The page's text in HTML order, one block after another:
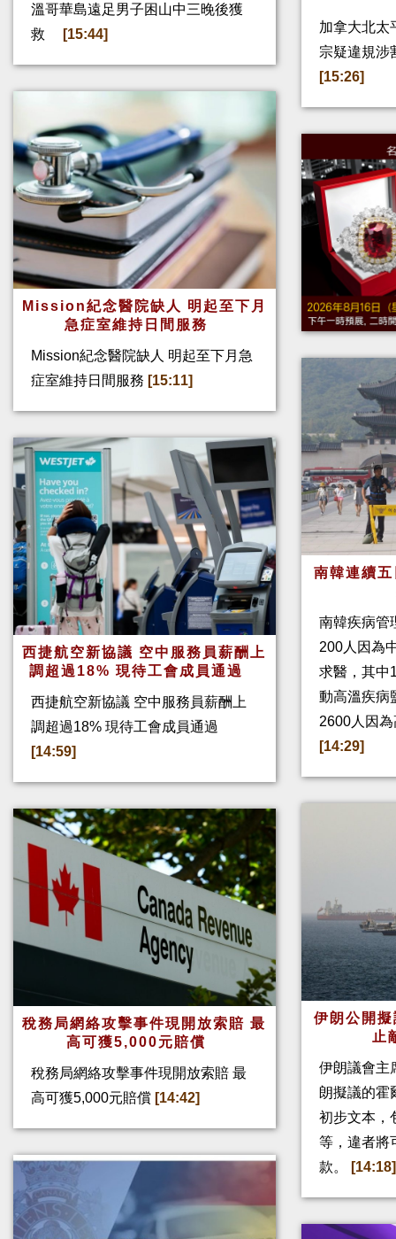
溫哥華島遠足男子困山中三晚後獲
救
[15:44]
Mission紀念醫院缺人 明起至下月
急症室維持日間服務
Mission紀念醫院缺人 明起至下月急
症室維持日間服務 [15:11]
西捷航空新協議 空中服務員薪酬上
調超過18% 現待工會成員通過
西捷航空新協議 空中服務員薪酬上
調超過18% 現待工會成員通過
[14:59]
稅務局網絡攻擊事件現開放索賠 最
高可獲5,000元賠償
稅務局網絡攻擊事件現開放索賠 最
高可獲5,000元賠償 [14:42]
加拿大北太
宗疑違規涉
[15:26]
南韓連續
南韓疾病管
200人因為
求醫，其中
動高溫疾病
2600人因
[14:29]
伊朗公開
止
伊朗議會主
朗擬議的霍
初步文本，
等，違者將
款。
[14:18]